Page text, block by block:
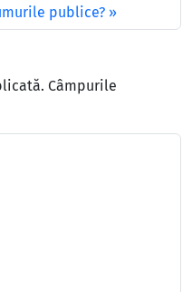
publice?
Câmpurile